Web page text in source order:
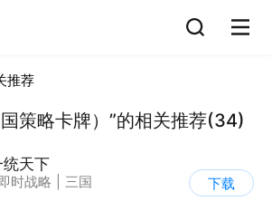
推荐
策略卡牌）”的相关推荐(34)
天下
时战略
三国
屏
下载